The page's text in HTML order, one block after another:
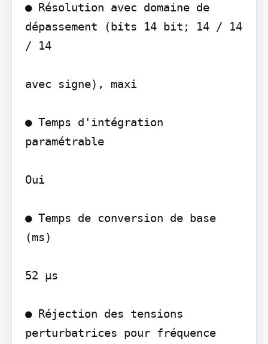
● Résolution avec domaine de
dépassement (bits 14 bit; 14 / 14
/ 14
avec signe), maxi
● Temps d'intégration
paramétrable
Oui
● Temps de conversion de base
(ms)
52 µs
● Réjection des tensions
perturbatrices pour fréquence